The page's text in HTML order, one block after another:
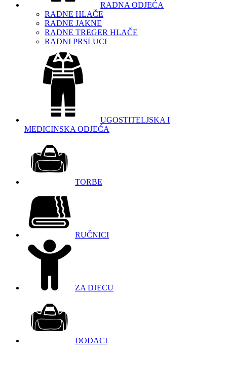
RADNA ODJEĆA
RADNE HLAČE
RADNE JAKNE
RADNE TREGER HLAČE
RADNI PRSLUCI
UGOSTITELJSKA I
MEDICINSKA ODJEĆA
TORBE
RUČNICI
ZA DJECU
DODACI